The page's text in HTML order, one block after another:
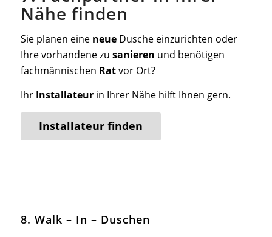
Nähe finden
Sie planen eine neueDusche einzurichten oder
Ihre vorhandene zu sanieren und benötigen
fachmännischen Ratvor Ort?
Ihr Installateurin Ihrer Nähe hilft Ihnen gern.
Installateur finden
8. Walk – In – Duschen